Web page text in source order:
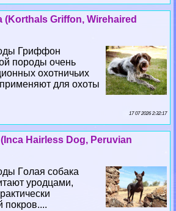
Griffon, Wirehaired
Гриффон
породы очень
охотничьих
для охоты
17 07 2026 2:32:17
Hairless Dog, Peruvian
Гoлая собака
уpoдцами,
покров....